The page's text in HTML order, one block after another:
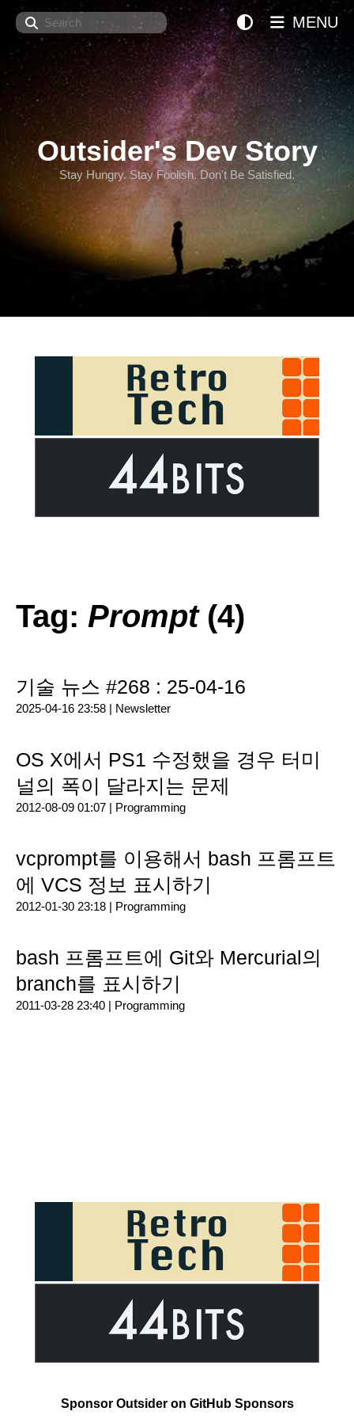
Search
Outsider's Dev Story
Stay Hungry. Stay Foolish. Don't Be Satisfied.
MENU
Tag: Prompt(4)
기술 뉴스 #268 : 25-04-16
2025-04-16 23:58 | Newsletter
OS X에서 PS1 수정했을 경우 터미
널의 폭이 달라지는 문제
2012-08-09 01:07 | Programming
vcprompt를 이용해서 bash 프롬프트
에 VCS 정보 표시하기
2012-01-30 23:18 | Programming
bash 프롬프트에 Git와 Mercurial의
branch를 표시하기
2011-03-28 23:40 | Programming
Sponsor Outsider on GitHub Sponsors